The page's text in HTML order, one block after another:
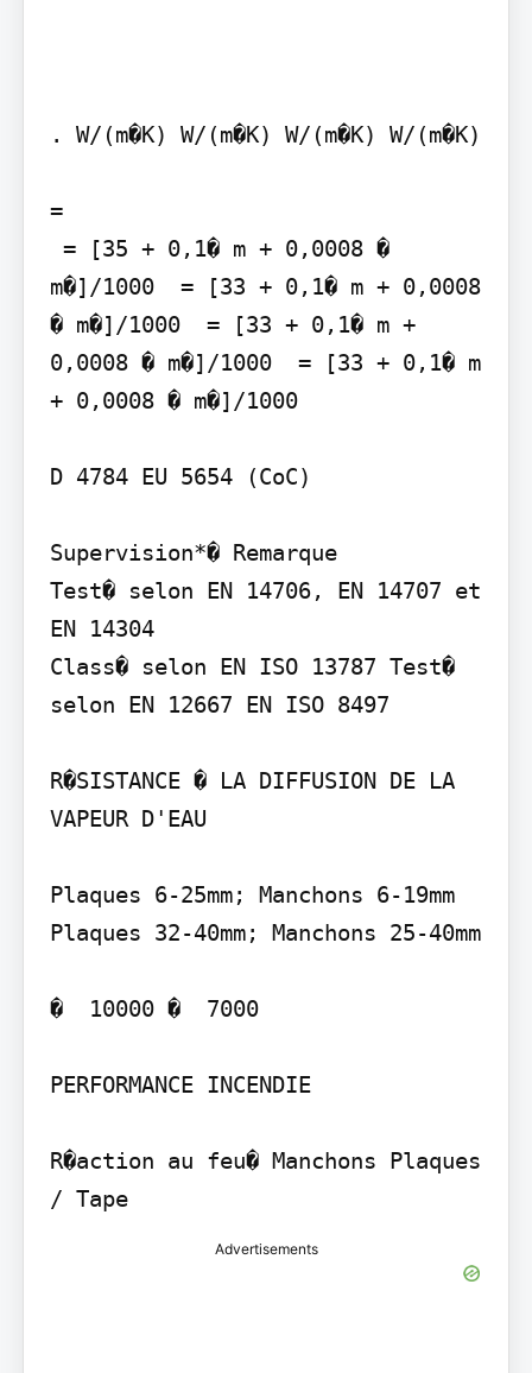
. W/(m�K) W/(m�K) W/(m�K) W/(m�K)
=
m�]/1000  = [33 + 0,1� m + 0,0008
� m�]/1000  = [33 + 0,1� m +
0,0008 � m�]/1000  = [33 + 0,1� m
+ 0,0008 � m�]/1000
D 4784 EU 5654 (CoC)
Supervision*� Remarque
Test� selon EN 14706, EN 14707 et
EN 14304
Class� selon EN ISO 13787 Test�
selon EN 12667 EN ISO 8497
R�SISTANCE � LA DIFFUSION DE LA
VAPEUR D'EAU
Plaques 6-25mm; Manchons 6-19mm
Plaques 32-40mm; Manchons 25-40mm
�  10000 �  7000
PERFORMANCE INCENDIE
R�action au feu� Manchons Plaques
/ Tape
Advertisements